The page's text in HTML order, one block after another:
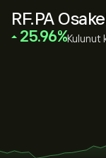
RF.PA
‎25.96‎ Kulunut